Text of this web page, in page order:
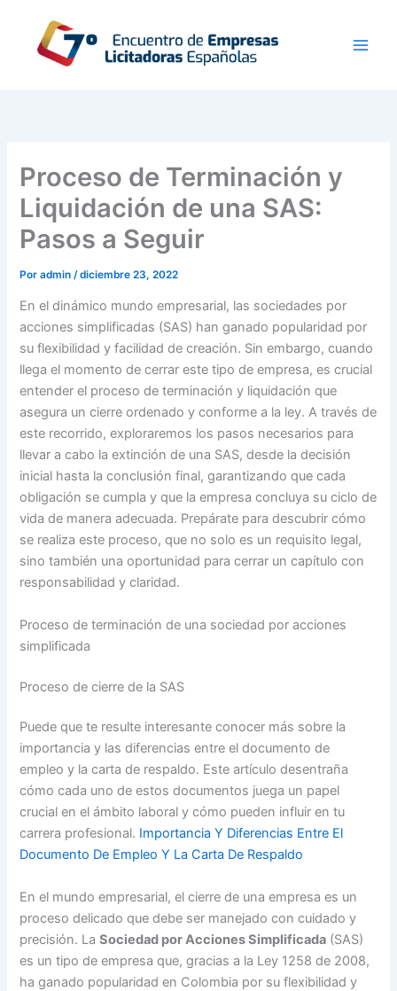
contenido
Proceso de Terminación y
Liquidación de una SAS:
Pasos a Seguir
Poradmin /diciembre 23, 2022
En el dinámico mundo empresarial, las sociedades por
acciones simplificadas (SAS) han ganado popularidad por
su flexibilidad y facilidad de creación. Sin embargo, cuando
llega el momento de cerrar este tipo de empresa, es crucial
entender el proceso de terminación y liquidación que
asegura un cierre ordenado y conforme a la ley. A través de
este recorrido, exploraremos los pasos necesarios para
llevar a cabo la extinción de una SAS, desde la decisión
inicial hasta la conclusión final, garantizando que cada
obligación se cumpla y que la empresa concluya su ciclo de
vida de manera adecuada. Prepárate para descubrir cómo
se realiza este proceso, que no solo es un requisito legal,
sino también una oportunidad para cerrar un capítulo con
responsabilidad y claridad.
Proceso de terminación de una sociedad por acciones
simplificada
Proceso de cierre de la SAS
Puede que te resulte interesante conocer más sobre la
importancia y las diferencias entre el documento de
empleo y la carta de respaldo. Este artículo desentraña
cómo cada uno de estos documentos juega un papel
crucial en el ámbito laboral y cómo pueden influir en tu
carrera profesional. Importancia Y Diferencias Entre El
Documento De Empleo Y La Carta De Respaldo
En el mundo empresarial, el cierre de una empresa es un
proceso delicado que debe ser manejado con cuidado y
precisión. LaSociedad por Acciones Simplificada (SAS)
es un tipo de empresa que, gracias a la Ley 1258 de 2008,
ha ganado popularidad en Colombia por su flexibilidad y